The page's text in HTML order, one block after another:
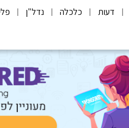
דעות כלכלה נדל"ן